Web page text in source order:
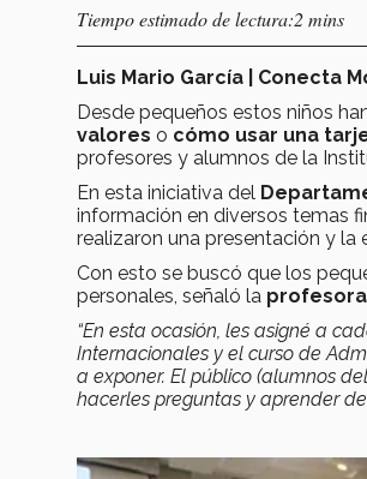
Tiempo estimado de lectura:2 mins
Luis Mario García | Conecta
Desde pequeños estos niños
valores o cómo usar una
profesores y alumnos de la
En esta iniciativa del
información en diversos temas
realizaron una presentación y la
Con esto se buscó que los
personales, señaló la
“En esta ocasión, les asigné a
Internacionales y el curso de
a exponer. El público (alumnos
hacerles preguntas y aprender